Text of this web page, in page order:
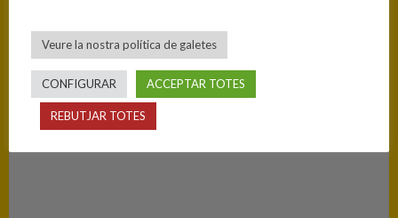
Veure la nostra política de galetes
CONFIGURAR ACCEPTAR TOTES
REBUTJAR TOTES